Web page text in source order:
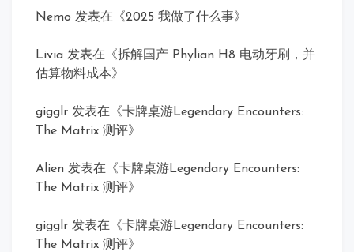
Nemo 发表在《2025 我做了什么事》
Livia 发表在《拆解国产 Phylian H8 电动牙刷，并
估算物料成本》
gigglr 发表在《卡牌桌游Legendary Encounters:
The Matrix 测评》
Alien 发表在《卡牌桌游Legendary Encounters:
The Matrix 测评》
gigglr 发表在《卡牌桌游Legendary Encounters:
The Matrix 测评》